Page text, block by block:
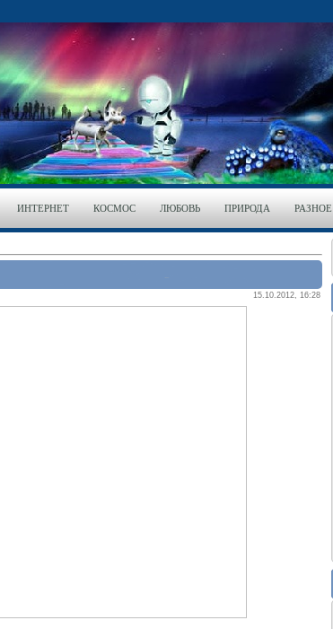
ИНТЕРНЕТ КОСМОС ЛЮБОВЬ ПРИРОДА РАЗНОЕ
15.10.2012, 16:28